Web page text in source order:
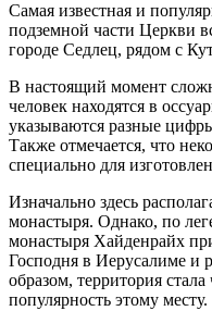
Самая известная и
подземной части Церкви
городе Седлец, рядом с
В настоящий момент
человек находятся в
указываются разные
Также отмечается, что
специально для
Изначально здесь
монастыря. Однако, по
монастыря Хайденрайх
Господня в Иерусалиме и
образом, территория
популярность этому месту.